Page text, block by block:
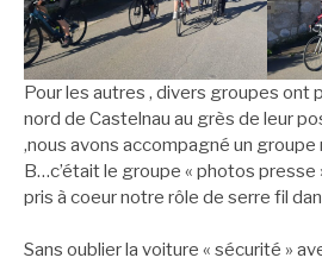
Pour les autres , divers groupes ont
nord de Castelnau au grès de leur
,nous avons accompagné un
B…c’était le groupe « photos presse
pris à coeur notre rôle de serre fil
Sans oublier la voiture « sécurité »